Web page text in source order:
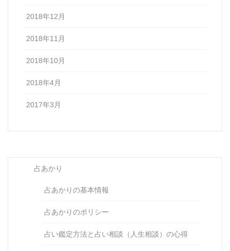
2018年12月
2018年11月
2018年10月
2018年4月
2017年3月
占あかり
占あかりの基本情報
占あかりのポリシー
占い鑑定方法と占い相談（人生相談）の心得